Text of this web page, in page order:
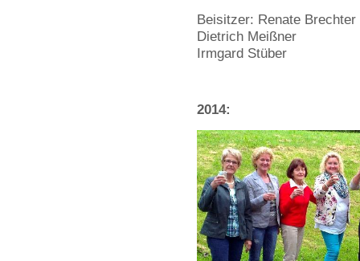
Beisitzer: Renate Brechter
Dietrich Meißner
Irmgard Stüber
2014: